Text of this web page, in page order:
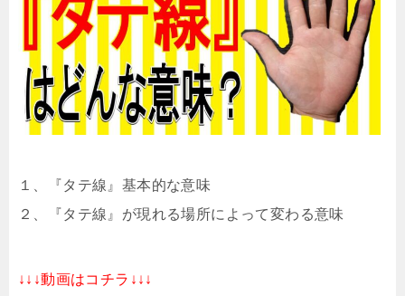
１、『タテ線』基本的な意味
２、『タテ線』が現れる場所によって変わる意味
↓↓↓動画はコチラ↓↓↓